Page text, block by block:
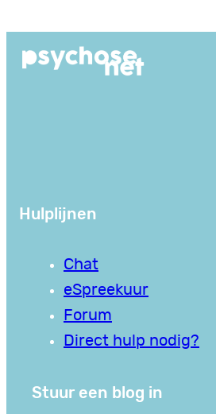
de
Hulplijnen
Chat
eSpreekuur
Forum
Direct hulp nodig?
Stuur een blog in